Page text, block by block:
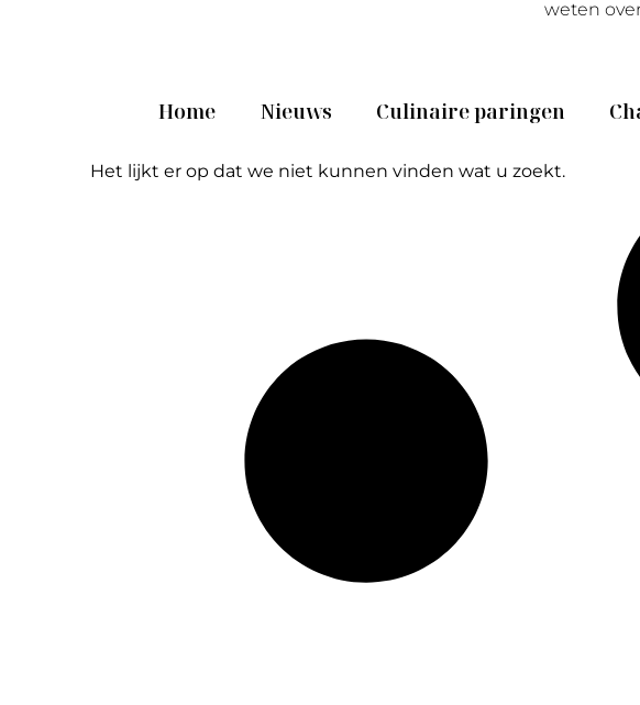
weten
Home Nieuws Culinaire paringen
Het lijkt er op dat we niet kunnen vinden wat u zoekt.